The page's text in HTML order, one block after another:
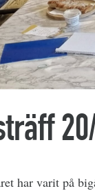
har varit på